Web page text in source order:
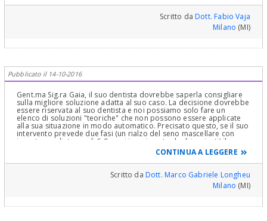
Scritto daDott. Fabio Vaja
Milano (MI)
Pubblicato il 14-10-2016
Gent.ma Sig.ra Gaia, il suo dentista dovrebbe saperla consigliare
sulla migliore soluzione adatta al suo caso. La decisione dovrebbe
essere riservata al suo dentista e noi possiamo solo fare un
elenco di soluzioni "teoriche" che non possono essere applicate
alla sua situazione in modo automatico. Precisato questo, se il suo
intervento prevede due fasi (un rialzo del seno mascellare con
innesto e a distanza di 6-9 mesi inserimento degli impianti) il
tempo del trattamento è abbastanza lungo e sarebbe opportuno
prevedere una soluzione fissa o semifissa (ponte provvisorio
"incollato" ai denti adiacenti oppure mascherina rimovibile con
denti ). Se invece il rialzo avviene contestualmente con
l'inserimento degli impianti, il tempo del trattamento si riduce a
circa 6 mesi e diventa accettabile una protesi rimovibile non
CONTINUA A LEGGERE
Scritto da Dott. Marco Gabriele Longheu
Milano (MI)